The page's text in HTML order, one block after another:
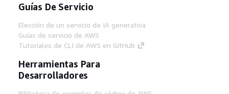
Guías De Servicio
Elección de un servicio de IA generativa
Guías de servicio de AWS
Tutoriales de CLI de AWS en GitHub
Herramientas Para
Desarrolladores